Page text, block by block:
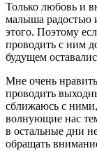
Только любовь и
малыша радостью
этого. Поэтому
проводить с ним
будущем
Мне очень
проводить
сближаюсь с
волнующие нас
в остальные дни
обращать